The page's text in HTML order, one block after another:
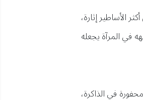
الأساطير إثارة،
في المرآة يجعله
في الذاكرة،